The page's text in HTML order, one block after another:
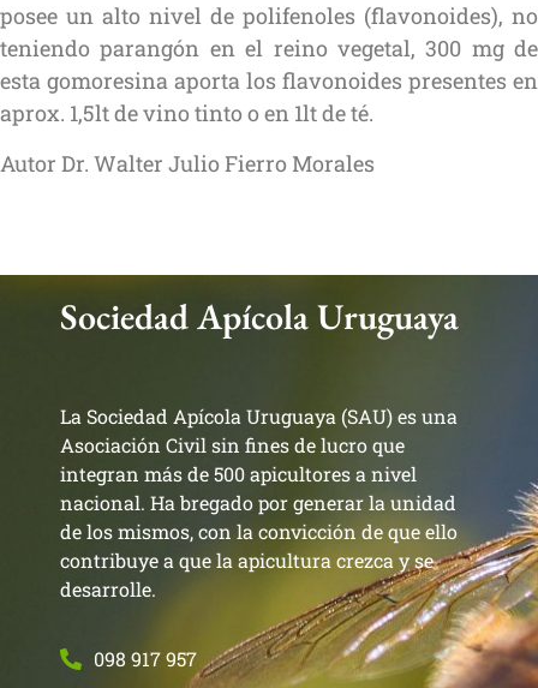
posee un alto nivel de polifenoles (flavonoides), no
teniendo parangón en el reino vegetal, 300 mg de
esta gomoresina aporta los flavonoides presentes en
aprox. 1,5lt de vino tinto o en 1lt de té.
Autor Dr. Walter Julio Fierro Morales
Sociedad Apícola Uruguaya
La Sociedad Apícola Uruguaya (SAU) es una
Asociación Civil sin fines de lucro que
integran más de 500 apicultores a nivel
nacional. Ha bregado por generar la unidad
de los mismos, con la convicción de que ello
contribuye a que la apicultura crezca y se
desarrolle.
098 917 957